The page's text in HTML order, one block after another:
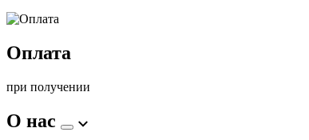
Оплата
при получении
О нас